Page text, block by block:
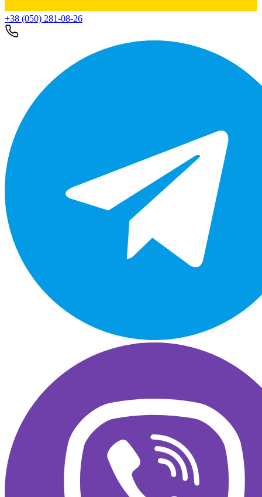
+38 (050) 281-08-26